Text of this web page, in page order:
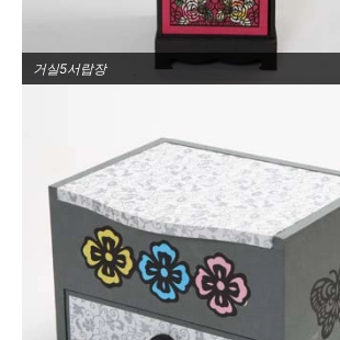
거실5서랍장